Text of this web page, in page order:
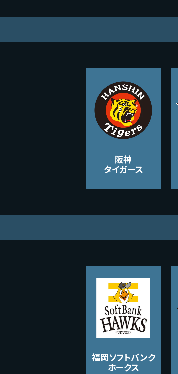
阪神
タイガース
福岡ソフトバンク
ホークス